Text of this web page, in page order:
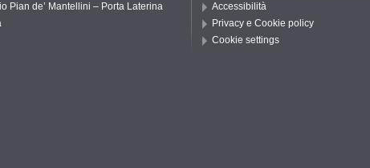
Pian de’ Mantellini – Porta Laterina
Accessibilità
Privacy e Cookie policy
Cookie settings